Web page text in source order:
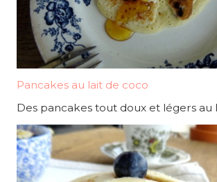
Pancakes au lait de coco
Des pancakes tout doux et légers au